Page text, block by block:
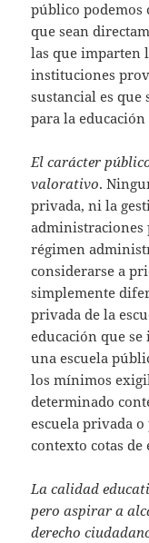
público podemos
que sean
las que imparten
instituciones
sustancial es que
para la
El carácter
valorativo.
privada, ni la
régimen
considerarse a
simplemente
privada de la
educación que
una escuela
los mínimos
determinado
escuela privada
contexto cotas de
La calidad
pero aspirar a
derecho